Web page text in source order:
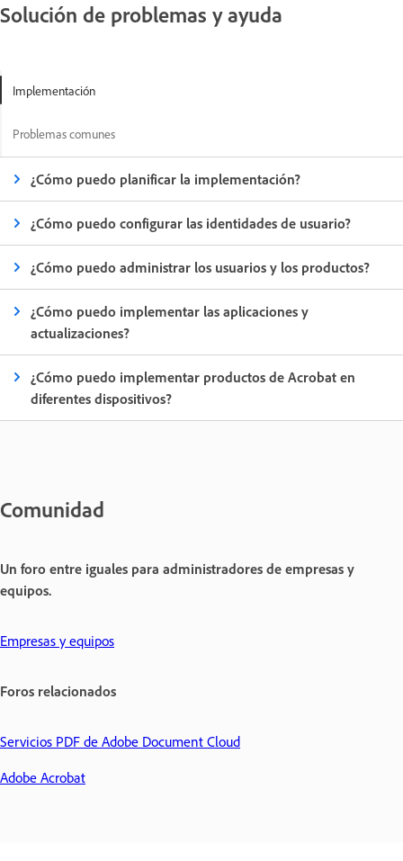
Solución de problemas y ayuda
Implementación
Problemas comunes
¿Cómo puedo planificar la implementación?
¿Cómo puedo configurar las identidades de usuario?
¿Cómo puedo administrar los usuarios y los productos?
¿Cómo puedo implementar las aplicaciones y
actualizaciones?
¿Cómo puedo implementar productos de Acrobat en
diferentes dispositivos?
Comunidad
Un foro entre iguales para administradores de empresas y
equipos.
Empresas y equipos
Foros relacionados
Servicios PDF de Adobe Document Cloud
Adobe Acrobat